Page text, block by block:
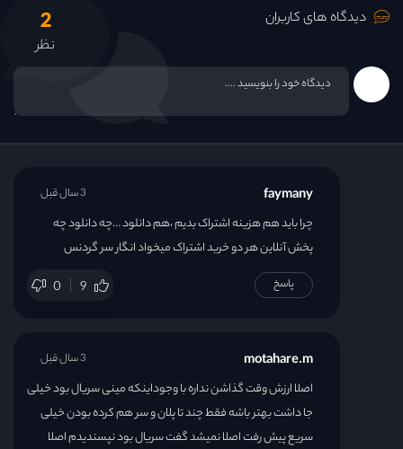
قسمت 19
قسمت 20
قسمت 21
دیدگاه های کاربران 2
نظر
faymany
چرا باید هم هزینه اشتراک بدیم ،هم دانلود …چه دانلود چه
پخش آنلاین هر دو خرید اشتراک میخواد انگار سر گردنس
0 9
3 سال قبل
پاسخ
motahare.m
اصلا ارزش وقت گذاشن نداره با وجوداینکه مینی سریال بود خیلی
جا داشت بهتر باشه فقط چند تا پلان و سر هم کرده بودن خیلی
سریع پیش رفت اصلا نمیشد گفت سریال بود نپسندیدم اصلا
3 سال قبل